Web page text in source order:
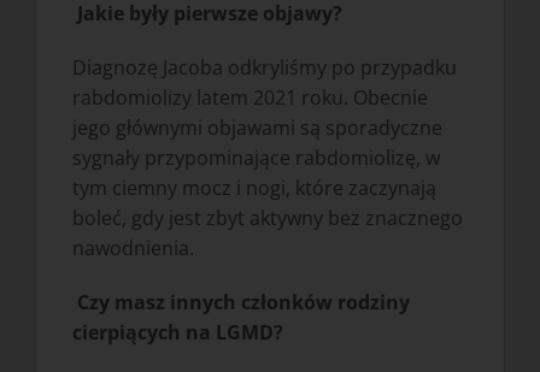
Jakie były pierwsze objawy?
Diagnozę Jacoba odkryliśmy po przypadku
rabdomiolizy latem 2021 roku. Obecnie
jego głównymi objawami są sporadyczne
sygnały przypominające rabdomiolizę, w
tym ciemny mocz i nogi, które zaczynają
boleć, gdy jest zbyt aktywny bez znacznego
nawodnienia.
Czy masz innych członków rodziny
cierpiących na LGMD?